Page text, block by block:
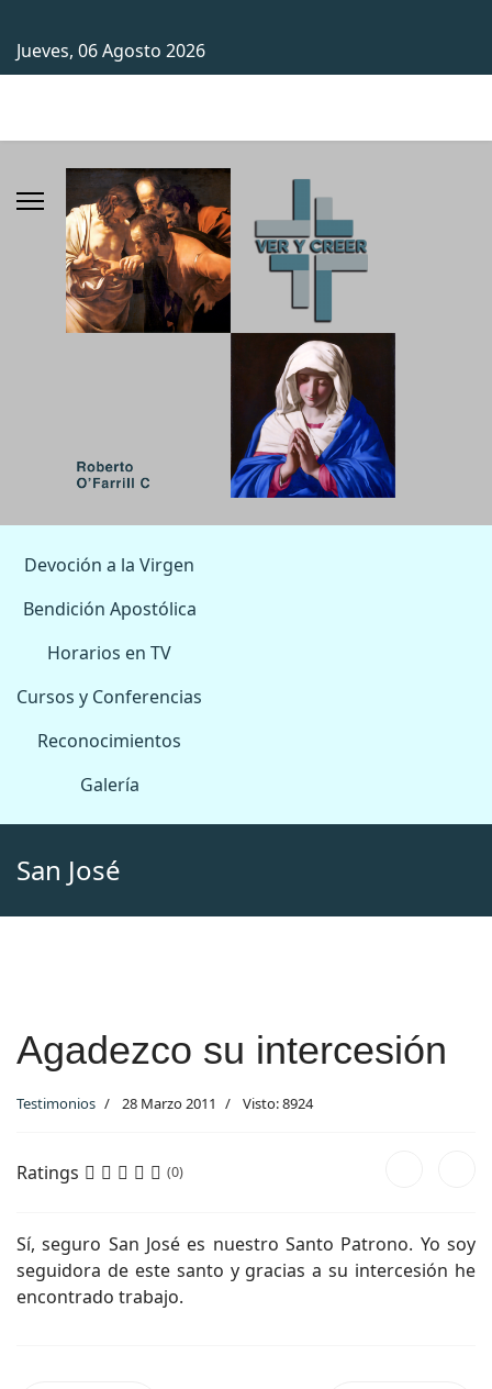
Jueves, 06 Agosto 2026
Devoción a la Virgen
Bendición Apostólica
Horarios en TV
Cursos y Conferencias
Reconocimientos
Galería
San José
Agadezco su intercesión
Testimonios 28 Marzo 2011 Visto: 8924
Ratings (0)
Sí, seguro San José es nuestro Santo Patrono. Yo soy
seguidora de este santo y gracias a su intercesión he
encontrado trabajo.